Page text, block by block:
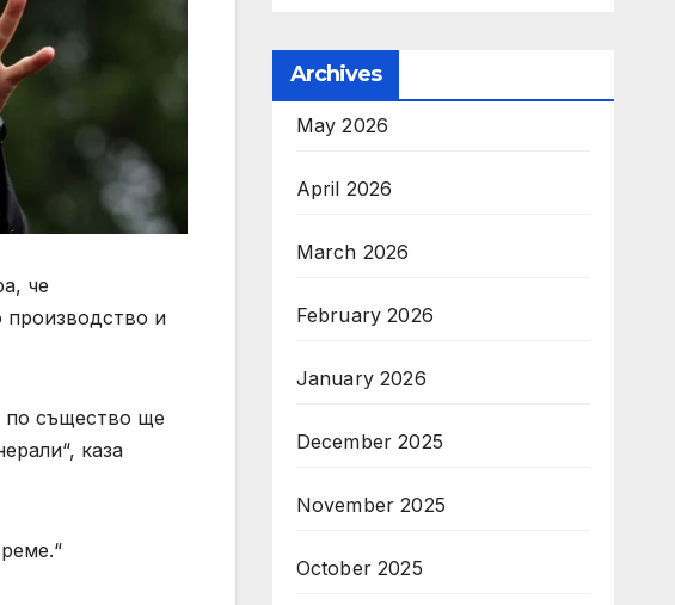
че
производство и
по същество ще
каза
Archives
May 2026
April 2026
March 2026
February 2026
January 2026
December 2025
November 2025
October 2025